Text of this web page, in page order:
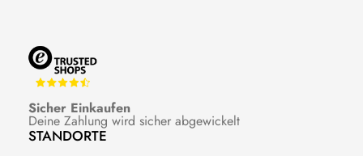
Sicher Einkaufen
Deine Zahlung wird sicher abgewickelt
STANDORTE